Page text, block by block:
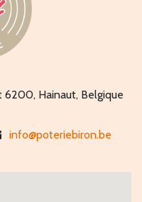
6200, Hainaut, Belgique
info@poteriebiron.be